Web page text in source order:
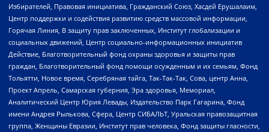
Избирателей, Правовая инициатива, Гражданский Союз, Хасдей Ерушалаим,
Центр поддержки и содействия развитию средств массовой информации,
Горячая Линия, В защиту прав заключенных, Институт глобализации и
социальных движений, Центр социально-информационных инициатив
Действие, Благотворительный фонд охраны здоровья и защиты прав
граждан, Благотворительный фонд помощи осужденным и их семьям, Фонд
Тольятти, Новое время, Серебряная тайга, Так-Так-Так, Сова, центр Анна,
Проект Апрель, Самарская губерния, Эра здоровья, Мемориал,
Аналитический Центр Юрия Левады, Издательство Парк Гагарина, Фонд
имени Андрея Рылькова, Сфера, Центр СИБАЛЬТ, Уральская правозащитная
группа, Женщины Евразии, Институт прав человека, Фонд защиты гласности,